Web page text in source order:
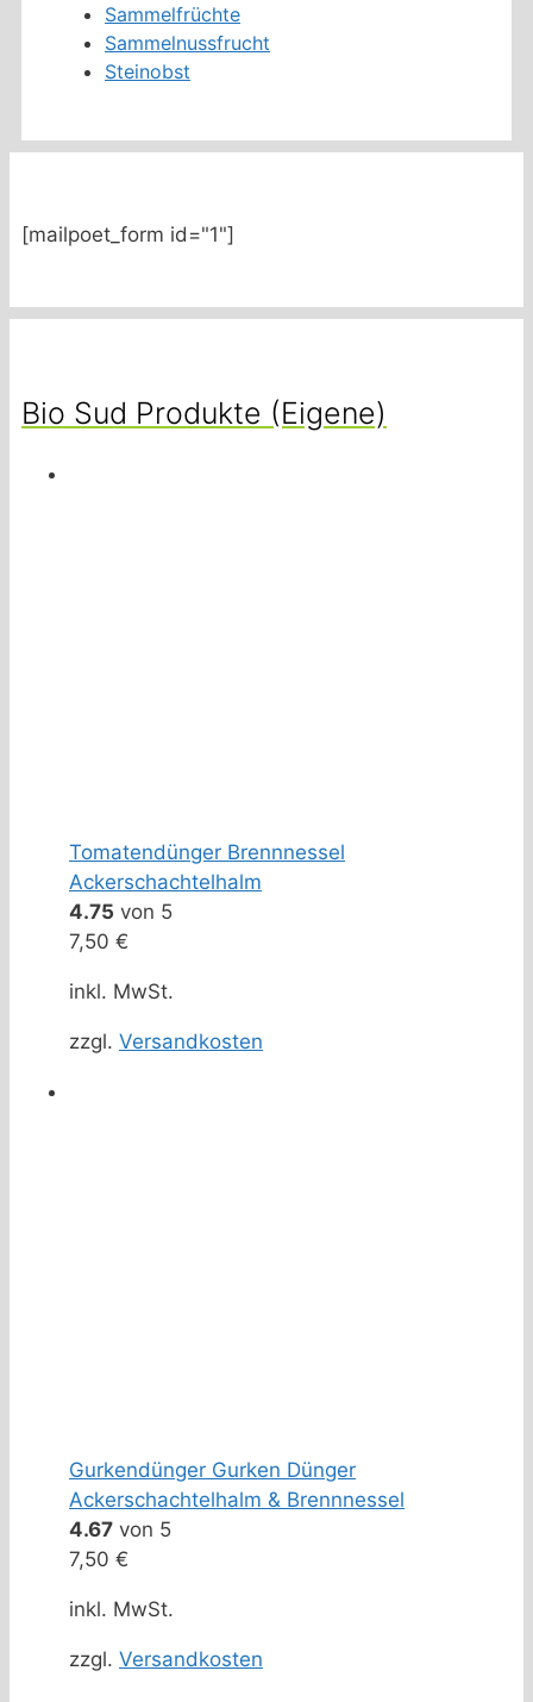
Sammelfrüchte
Sammelnussfrucht
Steinobst
[mailpoet_form id="1"]
Bio Sud Produkte (Eigene)
Tomatendünger Brennnessel
Ackerschachtelhalm
4.75 von 5
7,50 €
inkl. MwSt.
zzgl. Versandkosten
Gurkendünger Gurken Dünger
Ackerschachtelhalm & Brennnessel
4.67 von 5
7,50 €
inkl. MwSt.
zzgl. Versandkosten